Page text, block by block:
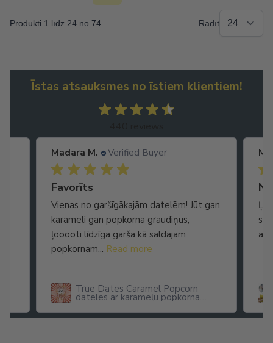
Produkti 1 līdz 24 no 74 Radīt
Īstas atsauksmes no īstiem klientiem!
Madara M. Verified Buyer
Favorīts
Vienas no garšīgākajām datelēm! Jūt gan
karameli gan popkorna graudiņus,
ļooooti līdzīga garša kā saldajam
popkornam... Read more
True Dates Caramel Popcorn
dateles ar karameļu popkorna
arī